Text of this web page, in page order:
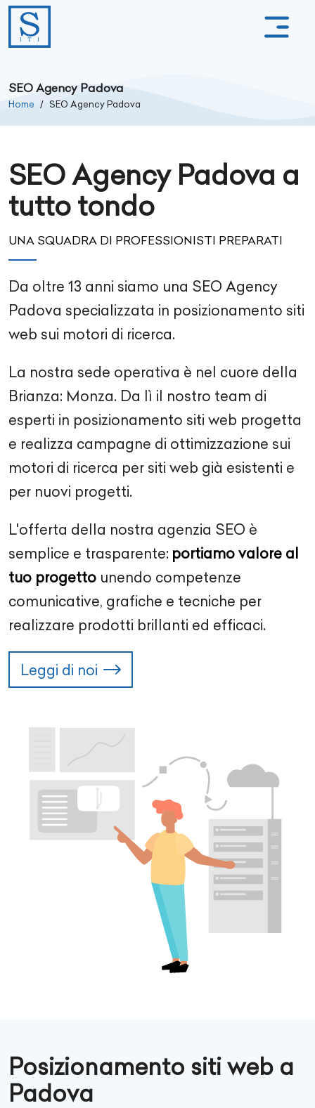
SEO Agency Padova
Home SEO Agency Padova
SEO Agency Padova a
tutto tondo
UNA SQUADRA DI PROFESSIONISTI PREPARATI
Da oltre 13 anni siamo una SEO Agency
Padova specializzata in posizionamento siti
web sui motori di ricerca.
La nostra sede operativa è nel cuore della
Brianza: Monza. Da lì il nostro team di
esperti in posizionamento siti web progetta
e realizza campagne di ottimizzazione sui
motori di ricerca per siti web già esistenti e
per nuovi progetti.
L'offerta della nostra agenzia SEO è
semplice e trasparente: portiamo valore al
tuo progetto unendo competenze
comunicative, grafiche e tecniche per
realizzare prodotti brillanti ed efficaci.
Leggi di noi
Posizionamento siti web a
Padova